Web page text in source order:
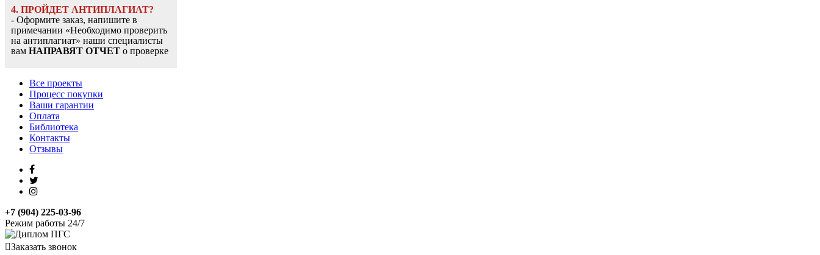
4. ПРОЙДЕТ АНТИПЛАГИАТ?
- Оформите заказ, напишите в
примечании «Необходимо проверить
на антиплагиат» наши специалисты
вам НАПРАВЯТ ОТЧЕТ о проверке
Все проекты
Процесс покупки
Ваши гарантии
Оплата
Библиотека
Контакты
Отзывы
+7 (904) 225-03-96
Режим работы 24/7
Заказать звонок